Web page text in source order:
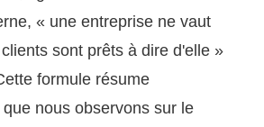
« une entreprise ne vaut
sont prêts à dire d'elle »
formule résume
nous observons sur le